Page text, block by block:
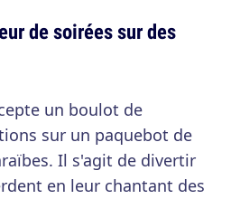
de soirées sur des
un boulot de
sur un paquebot de
Il s'agit de divertir
en leur chantant des